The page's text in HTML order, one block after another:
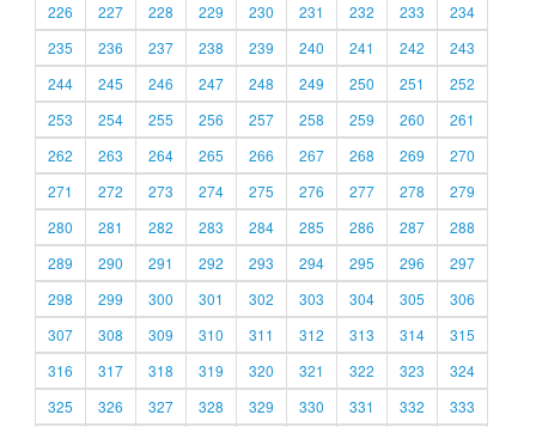
226
227 228 229 230 231 232 233
234
235
236 237 238 239 240 241 242
243
244
245 246 247 248 249 250 251
252
253
254 255 256 257 258 259 260
261
262
263 264 265 266 267 268 269
270
271
272 273 274 275 276 277 278
279
280
281 282 283 284 285 286 287
288
289
290 291 292 293 294 295 296
297
298
299 300 301 302 303 304 305
306
307
308 309 310 311 312 313 314
315
316
317 318 319 320 321 322 323
324
325
326 327 328 329 330 331 332 333